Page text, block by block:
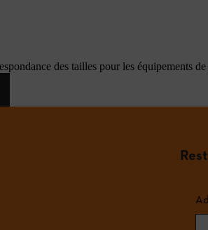
des tailles pour les équipements